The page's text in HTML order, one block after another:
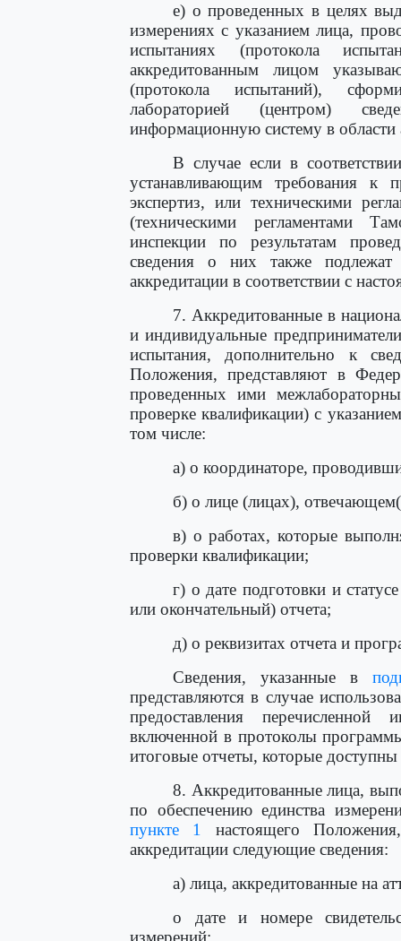
е) о проведенных в целях
измерениях с указанием лица,
испытаниях (протокола
аккредитованным лицом
(протокола испытаний),
лабораторией (центром)
информационную систему в области
В случае если в
устанавливающим требования к
экспертиз, или техническими
(техническими регламентами
инспекции по результатам
сведения о них также
аккредитации в соответствии с
7. Аккредитованные в
и индивидуальные
испытания, дополнительно к
Положения, представляют в
проведенных ими
проверке квалификации) с
том числе:
а) о координаторе,
б) о лице (лицах),
в) о работах, которые
проверки квалификации;
г) о дате подготовки и
или окончательный) отчета;
д) о реквизитах отчета и
Сведения, указанные в
представляются в случае
предоставления
включенной в протоколы
итоговые отчеты, которые доступны
8. Аккредитованные лица,
по обеспечению единства
пункте 1
настоящего
аккредитации следующие сведения:
а) лица, аккредитованные на
о дате и номере
измерений;